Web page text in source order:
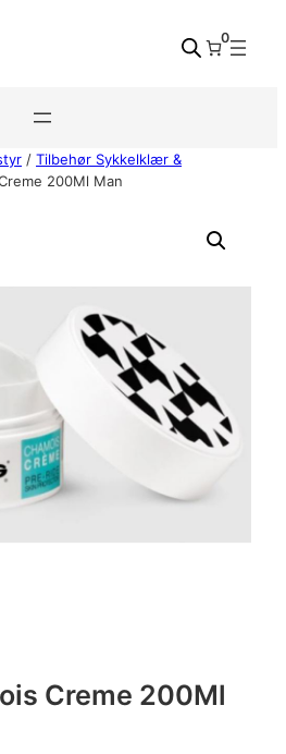
0
/ Tilbehør Sykkelklær &
200Ml Man
Creme 200Ml